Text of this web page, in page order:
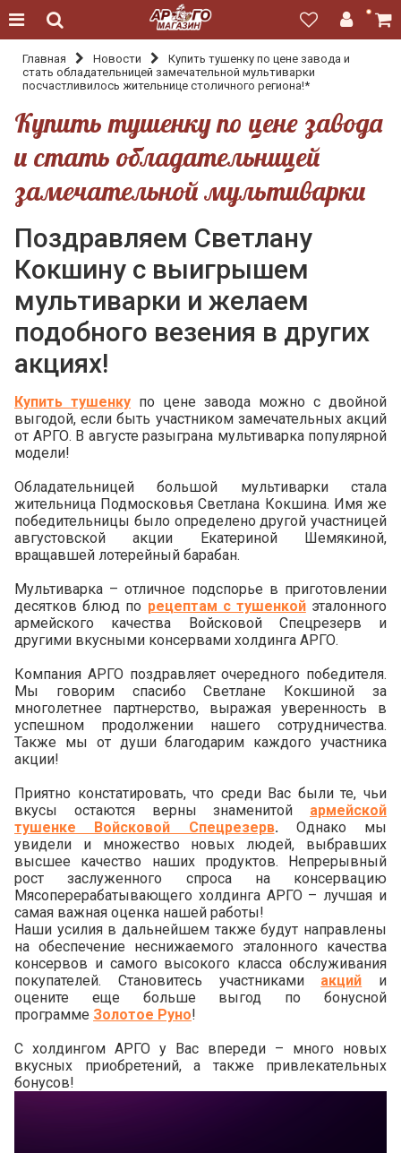
Главная Новости
Купить тушенку по цене завода и
стать обладательницей замечательной мультиварки
посчастливилось жительнице столичного региона!*
Купить тушенку по цене завода
и стать обладательницей
замечательной мультиварки
Поздравляем Светлану
Кокшину с выигрышем
мультиварки и желаем
подобного везения в других
акциях!
Купить тушенку по цене завода можно с двойной
выгодой, если быть участником замечательных акций
от АРГО. В августе разыграна мультиварка популярной
модели!
Обладательницей большой мультиварки стала
жительница Подмосковья Светлана Кокшина. Имя же
победительницы было определено другой участницей
августовской акции Екатериной Шемякиной,
вращавшей лотерейный барабан.
Мультиварка – отличное подспорье в приготовлении
десятков блюд по рецептам с тушенкой эталонного
армейского качества Войсковой Спецрезерв и
другими вкусными консервами холдинга АРГО.
Компания АРГО поздравляет очередного победителя.
Мы говорим спасибо Светлане Кокшиной за
многолетнее партнерство, выражая уверенность в
успешном продолжении нашего сотрудничества.
Также мы от души благодарим каждого участника
акции!
Приятно констатировать, что среди Вас были те, чьи
вкусы остаются верны знаменитой армейской
тушенке Войсковой Спецрезерв. Однако мы
увидели и множество новых людей, выбравших
высшее качество наших продуктов. Непрерывный
рост заслуженного спроса на консервацию
Мясоперерабатывающего холдинга АРГО – лучшая и
самая важная оценка нашей работы!
Наши усилия в дальнейшем также будут направлены
на обеспечение неснижаемого эталонного качества
консервов и самого высокого класса обслуживания
покупателей. Становитесь участниками
акций и
оцените еще больше выгод по бонусной
программе Золотое Руно!
С холдингом АРГО у Вас впереди – много новых
вкусных приобретений, а также привлекательных
бонусов!